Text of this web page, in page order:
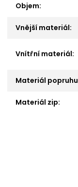
Objem:
Vnější materiál:
Vnítřní materiál:
Materiál popruhu
Materiál zip: